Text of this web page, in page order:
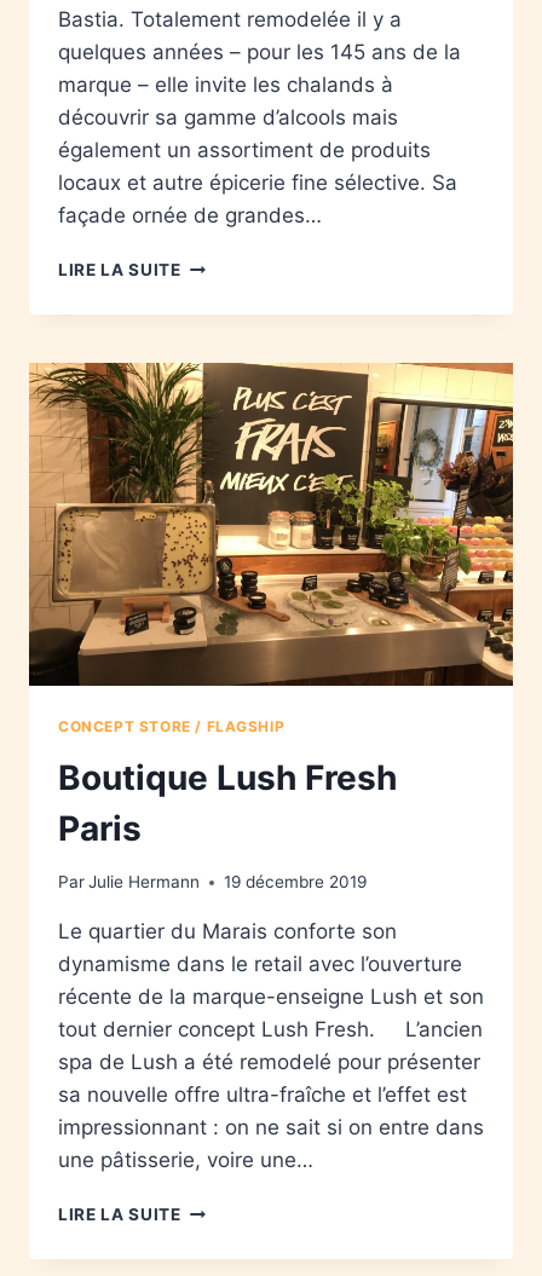
Bastia. Totalement remodelée il y a
quelques années – pour les 145 ans de la
marque – elle invite les chalands à
découvrir sa gamme d’alcools mais
également un assortiment de produits
locaux et autre épicerie fine sélective. Sa
façade ornée de grandes…
LIRE LA SUITE
CONCEPT STORE / FLAGSHIP
Boutique Lush Fresh
Paris
ParJulie Hermann 19 décembre 2019
Le quartier du Marais conforte son
dynamisme dans le retail avec l’ouverture
récente de la marque-enseigne Lush et son
tout dernier concept Lush Fresh. L’ancien
spa de Lush a été remodelé pour présenter
sa nouvelle offre ultra-fraîche et l’effet est
impressionnant : on ne sait si on entre dans
une pâtisserie, voire une…
LIRE LA SUITE